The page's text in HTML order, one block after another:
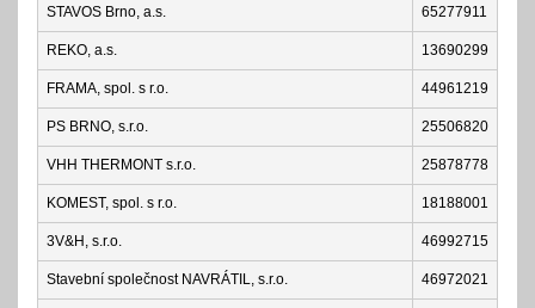
STAVOS Brno, a.s. 65277911
REKO, a.s. 13690299
FRAMA, spol. s r.o. 44961219
PS BRNO, s.r.o. 25506820
VHH THERMONT s.r.o. 25878778
KOMEST, spol. s r.o. 18188001
3V&H, s.r.o. 46992715
Stavební společnost NAVRÁTIL, s.r.o. 46972021